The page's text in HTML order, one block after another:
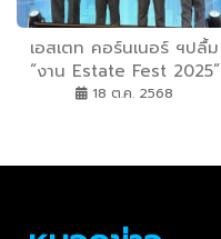
เอสเตท คอร์นเนอร์ ฯปลื้ม
“งาน Estate Fest 2025”
ประสบความสำเร็จ จุดประกาย
ขับเคลื่อนสู่เวทีโลก
18 ต.ค. 2568